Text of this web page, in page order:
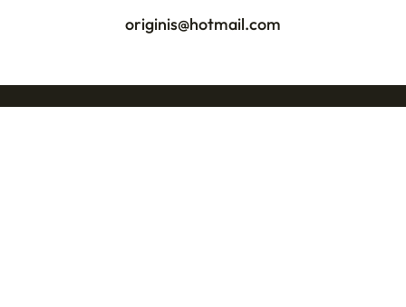
originis@hotmail.com